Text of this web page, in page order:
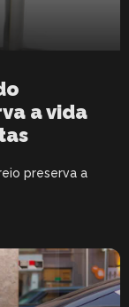
a vida
preserva a